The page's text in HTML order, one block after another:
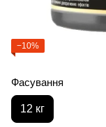
−10%
Фасування
12 кг